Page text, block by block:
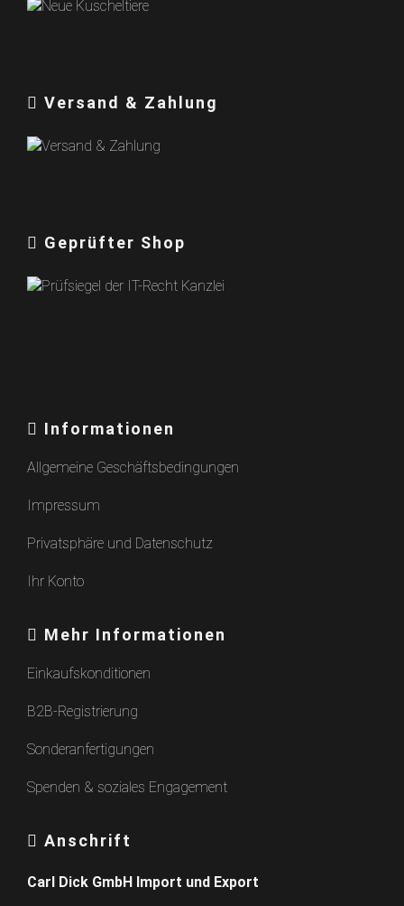
Versand & Zahlung
Geprüfter Shop
Informationen
Allgemeine Geschäftsbedingungen
Impressum
Privatsphäre und Datenschutz
Ihr Konto
Mehr Informationen
Einkaufskonditionen
B2B-Registrierung
Sonderanfertigungen
Spenden & soziales Engagement
Anschrift
Carl Dick GmbH Import und Export